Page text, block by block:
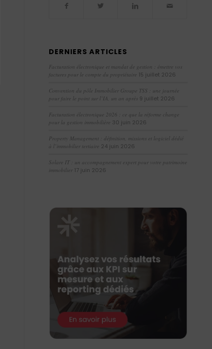
DERNIERS ARTICLES
Facturation électronique et mandat de gestion : émettre vos
factures pour le compte du propriétaire 15 juillet 2026
Convention du pôle Immobilier Groupe TSS : une journée
pour faire le point sur l’IA, un an après 9 juillet 2026
Facturation électronique 2026 : ce que la réforme change
pour la gestion immobilière 30 juin 2026
Property Management : définition, missions et logiciel dédié
à l’immobilier tertiaire 24 juin 2026
Solare IT : un accompagnement expert pour votre patrimoine
immobilier 17 juin 2026